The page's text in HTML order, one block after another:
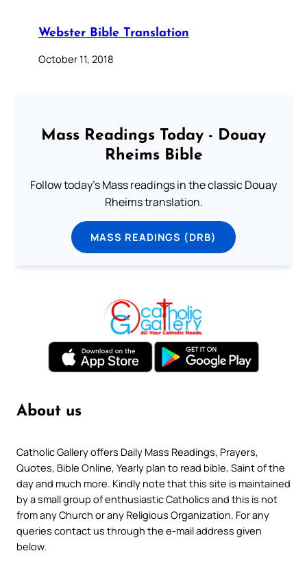
Webster Bible Translation
October 11, 2018
Mass Readings Today - Douay
Rheims Bible
Follow today's Mass readings in the classic Douay
Rheims translation.
MASS READINGS (DRB)
About us
Catholic Gallery offers Daily Mass Readings, Prayers,
Quotes, Bible Online, Yearly plan to read bible, Saint of the
day and much more. Kindly note that this site is maintained
by a small group of enthusiastic Catholics and this is not
from any Church or any Religious Organization. For any
queries contact us through the e-mail address given
below.